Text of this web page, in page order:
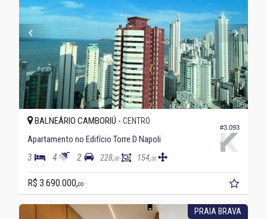
#3.093
BALNEÁRIO CAMBORIÚ - CENTRO
Apartamento no Edifício Torre D Napoli
3 4 2 228,00 154,00
R$ 3.690.000,00
PRAIA BRAVA